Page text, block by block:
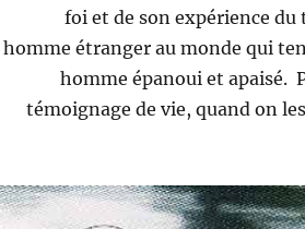
foi et de son expérience
homme étranger au monde qui
homme épanoui et apaisé.
témoignage de vie, quand on